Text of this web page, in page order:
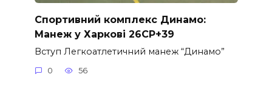
Спортивний комплекс Динамо:
Манеж у Харкові 26CP+39
Вступ Легкоатлетичний манеж “Динамо”
0 56